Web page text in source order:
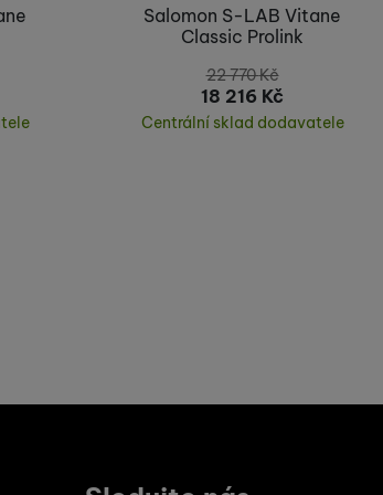
Salomon S-LAB Vitane
Classic Prolink
22 770Kč
18 216 Kč
Centrální sklad dodavatele